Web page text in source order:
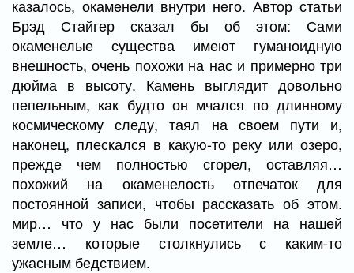
казалось, окаменели внутри него. Автор статьи
Брэд Стайгер сказал бы об этом: Сами
окаменелые существа имеют гуманоидную
внешность, очень похожи на нас и примерно три
дюйма в высоту. Камень выглядит довольно
пепельным, как будто он мчался по длинному
космическому следу, таял на своем пути и,
наконец, плескался в какую-то реку или озеро,
прежде чем полностью сгорел, оставляя…
похожий на окаменелость отпечаток для
постоянной записи, чтобы рассказать об этом.
мир… что у нас были посетители на нашей
земле… которые столкнулись с каким-то
ужасным бедствием.